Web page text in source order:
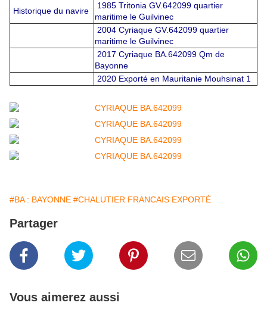
Historique du navire
1985 Tritonia GV.642099 quartier
maritime le Guilvinec
2004 Cyriaque GV.642099 quartier
maritime le Guilvinec
2017 Cyriaque BA.642099 Qm de
Bayonne
2020 Exporté en Mauritanie Mouhsinat 1
#BA : BAYONNE #CHALUTIER FRANCAIS EXPORTÉ
Partager
Vous aimerez aussi